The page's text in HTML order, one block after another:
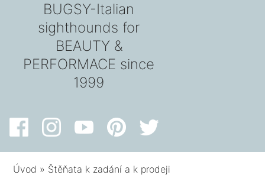
BUGSY-Italian
sighthounds for
BEAUTY &
PERFORMACE since
1999
Úvod » Štěňata k zadání a k prodeji